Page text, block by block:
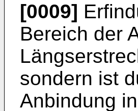
[0009]
Bereich der
sondern ist
Anbindung